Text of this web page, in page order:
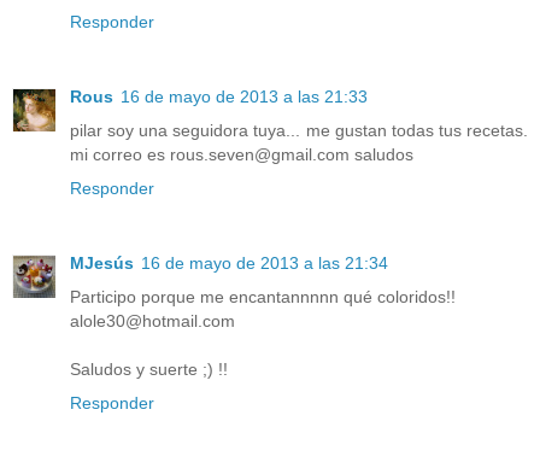
Responder
Rous 16 de mayo de 2013 a las 21:33
pilar soy una seguidora tuya... me gustan todas tus recetas.
mi correo es rous.seven@gmail.com saludos
Responder
MJesús 16 de mayo de 2013 a las 21:34
Participo porque me encantannnnn qué coloridos!!
alole30@hotmail.com
Saludos y suerte ;) !!
Responder